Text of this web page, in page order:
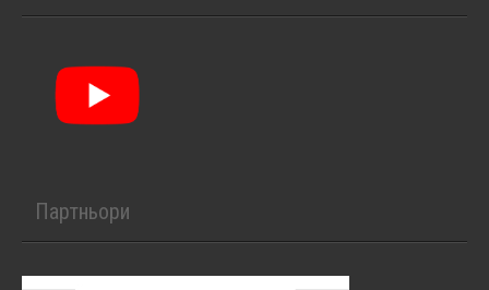
Партньори